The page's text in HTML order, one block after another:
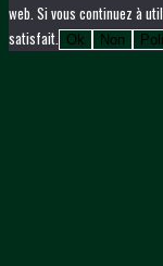
web. Si vous continuez à
satisfait.
Ok Non